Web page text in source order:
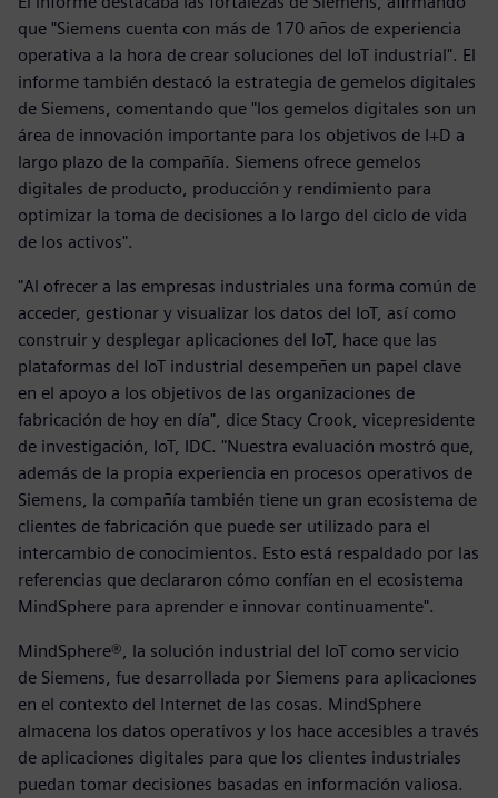
que "Siemens cuenta con más de 170 años de experiencia
operativa a la hora de crear soluciones del IoT industrial". El
informe también destacó la estrategia de gemelos digitales
de Siemens, comentando que "los gemelos digitales son un
área de innovación importante para los objetivos de I+D a
largo plazo de la compañía. Siemens ofrece gemelos
digitales de producto, producción y rendimiento para
optimizar la toma de decisiones a lo largo del ciclo de vida
de los activos".
"Al ofrecer a las empresas industriales una forma común de
acceder, gestionar y visualizar los datos del IoT, así como
construir y desplegar aplicaciones del IoT, hace que las
plataformas del IoT industrial desempeñen un papel clave
en el apoyo a los objetivos de las organizaciones de
fabricación de hoy en día", dice Stacy Crook, vicepresidente
de investigación, IoT, IDC. "Nuestra evaluación mostró que,
además de la propia experiencia en procesos operativos de
Siemens, la compañía también tiene un gran ecosistema de
clientes de fabricación que puede ser utilizado para el
intercambio de conocimientos. Esto está respaldado por las
referencias que declararon cómo confían en el ecosistema
MindSphere para aprender e innovar continuamente".
MindSphere®, la solución industrial del IoT como servicio
de Siemens, fue desarrollada por Siemens para aplicaciones
en el contexto del Internet de las cosas. MindSphere
almacena los datos operativos y los hace accesibles a través
de aplicaciones digitales para que los clientes industriales
puedan tomar decisiones basadas en información valiosa.